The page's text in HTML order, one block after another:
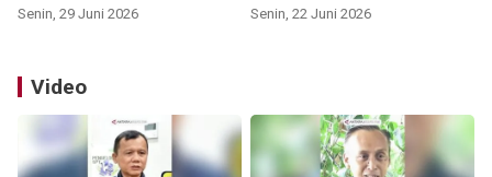
Senin, 29 Juni 2026 Senin, 22 Juni 2026
Video